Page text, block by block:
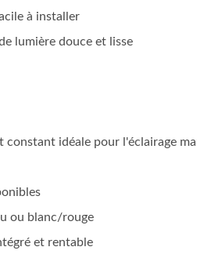
à installer
lumière douce et lisse
idéale pour l'éclairage
ou blanc/rouge
et rentable
Série De Prises De